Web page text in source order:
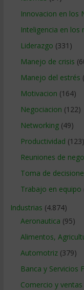
Innovacion en los
Inteligencia en los
Liderazgo (331)
Manejo de crisis
Manejo del estrés
Motivacion (164)
Negociacion (122)
Networking(49)
Productividad (123)
Reuniones de
Toma de
Trabajo en equipo
Industrias (4.874)
Aeronautica (95)
Alimentos,
Automotriz(379)
Banca y Servicios
Comercio y